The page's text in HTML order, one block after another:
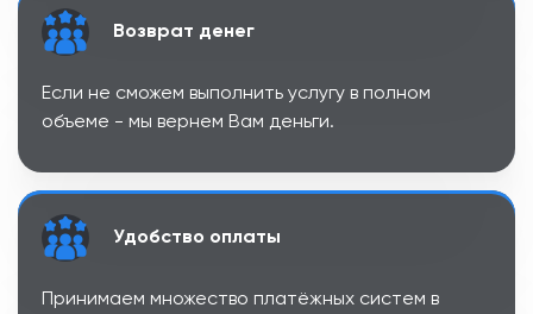
Возврат денег
Если не сможем выполнить услугу в полном
объеме - мы вернем Вам деньги.
Удобство оплаты
Принимаем множество платёжных систем в